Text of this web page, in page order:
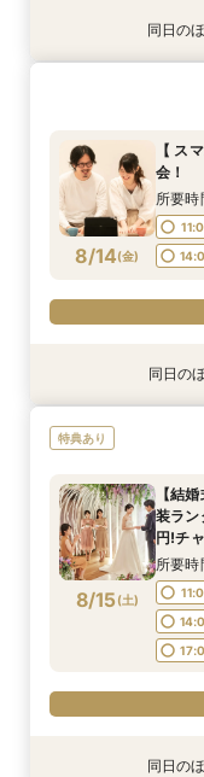
8/13(木)
【挙
8/13(木)
【期
8/13(木)
8/13(木)
【結
BIGフ
所要
同日の
8/14(金)
【 ス
会！
所要
8/14 (金)
【挙
8/14 (金)
【期
8/14 (金)
8/14 (金)
【結
BIGフ
所要
8/14 (金)
【和
同日の
特典あり
8/15(土)
【結
装ラ
円!チ
BIGフ
所要
同日の